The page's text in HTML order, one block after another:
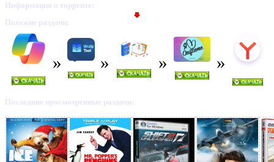
Информация о торренте:
Похожие раздачи:
Последние просмотренные раздачи: